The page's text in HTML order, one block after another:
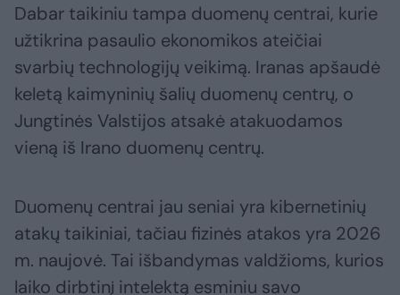
Dabar taikiniu tampa duomenų centrai, kurie
užtikrina pasaulio ekonomikos ateičiai
svarbių technologijų veikimą. Iranas apšaudė
keletą kaimyninių šalių duomenų centrų, o
Jungtinės Valstijos atsakė atakuodamos
vieną iš Irano duomenų centrų.
Duomenų centrai jau seniai yra kibernetinių
atakų taikiniai, tačiau fizinės atakos yra 2026
m. naujovė. Tai išbandymas valdžioms, kurios
laiko dirbtinį intelektą esminiu savo